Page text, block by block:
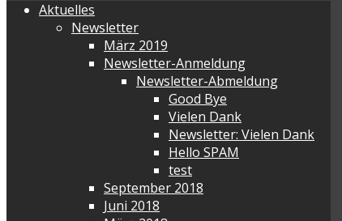
Aktuelles
Newsletter
März 2019
Newsletter-Anmeldung
Newsletter-Abmeldung
Good Bye
Vielen Dank
Newsletter: Vielen Dank
Hello SPAM
test
September 2018
Juni 2018